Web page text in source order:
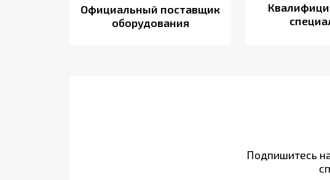
Официальный поставщик
оборудования
Подпишитесь